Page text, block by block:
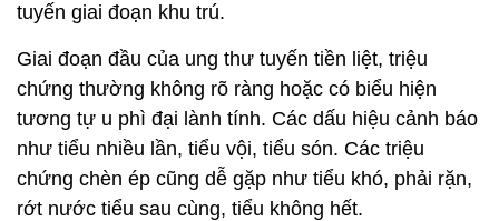
tuyến giai đoạn khu trú.
Giai đoạn đầu của ung thư tuyến tiền liệt, triệu
chứng thường không rõ ràng hoặc có biểu hiện
tương tự u phì đại lành tính. Các dấu hiệu cảnh báo
như tiểu nhiều lần, tiểu vội, tiểu són. Các triệu
chứng chèn ép cũng dễ gặp như tiểu khó, phải rặn,
rớt nước tiểu sau cùng, tiểu không hết.